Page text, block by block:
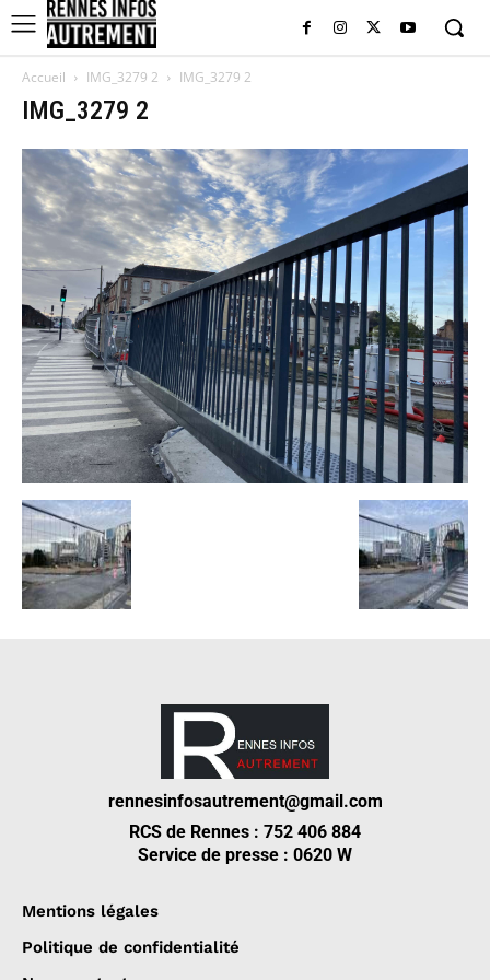
Accueil IMG_3279 2 IMG_3279 2
IMG_3279 2
rennesinfosautrement@gmail.com
RCS de Rennes : 752 406 884
Service de presse : 0620 W
Mentions légales
Politique de confidentialité